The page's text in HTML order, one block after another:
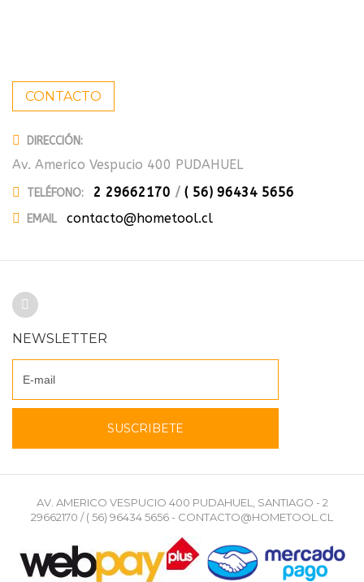
CONTACTO
DIRECCIÓN:
Av. Americo Vespucio 400 PUDAHUEL
TELÉFONO: 2 29662170 / ( 56) 96434 5656
EMAIL contacto@hometool.cl
NEWSLETTER
AV. AMERICO VESPUCIO 400 PUDAHUEL, SANTIAGO - 2
29662170 / ( 56) 96434 5656 - CONTACTO@HOMETOOL.CL